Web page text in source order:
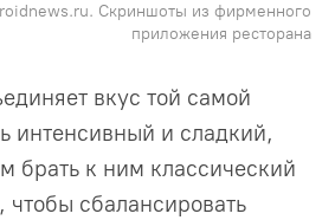
Скриншоты из фирменного
приложения ресторана
вкус той самой
интенсивный и сладкий,
брать к ним классический
чтобы сбалансировать